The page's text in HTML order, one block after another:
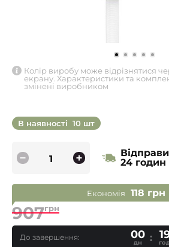
Колір виробу може відрізнятися
екрану. Характеристики та
змінені виробником
В наявності 10 шт
24 годин
Економія 118 грн
907грн
До завершення: 00
дн